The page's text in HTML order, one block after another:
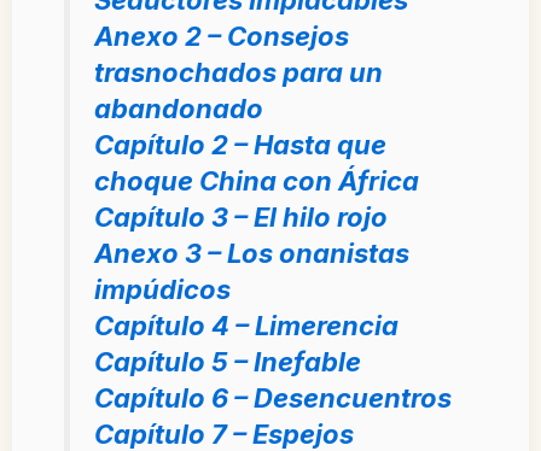
Anexo 2 – Consejos
trasnochados para un
abandonado
Capítulo 2 – Hasta que
choque China con África
Capítulo 3 – El hilo rojo
Anexo 3 – Los onanistas
impúdicos
Capítulo 4 – Limerencia
Capítulo 5 – Inefable
Capítulo 6 – Desencuentros
Capítulo 7 – Espejos